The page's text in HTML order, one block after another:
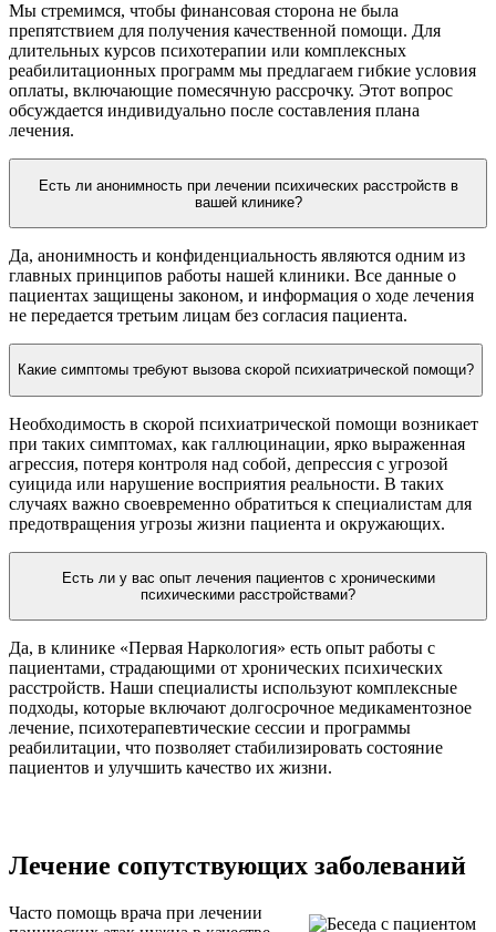
Мы стремимся, чтобы финансовая сторона не была
препятствием для получения качественной помощи. Для
длительных курсов психотерапии или комплексных
реабилитационных программ мы предлагаем гибкие условия
оплаты, включающие помесячную рассрочку. Этот вопрос
обсуждается индивидуально после составления плана
лечения.
Есть ли анонимность при лечении психических расстройств в
вашей клинике?
Да, анонимность и конфиденциальность являются одним из
главных принципов работы нашей клиники. Все данные о
пациентах защищены законом, и информация о ходе лечения
не передается третьим лицам без согласия пациента.
Какие симптомы требуют вызова скорой психиатрической помощи?
Необходимость в скорой психиатрической помощи возникает
при таких симптомах, как галлюцинации, ярко выраженная
агрессия, потеря контроля над собой, депрессия с угрозой
суицида или нарушение восприятия реальности. В таких
случаях важно своевременно обратиться к специалистам для
предотвращения угрозы жизни пациента и окружающих.
Есть ли у вас опыт лечения пациентов с хроническими
психическими расстройствами?
Да, в клинике «Первая Наркология» есть опыт работы с
пациентами, страдающими от хронических психических
расстройств. Наши специалисты используют комплексные
подходы, которые включают долгосрочное медикаментозное
лечение, психотерапевтические сессии и программы
реабилитации, что позволяет стабилизировать состояние
пациентов и улучшить качество их жизни.
Лечение сопутствующих заболеваний
Часто помощь врача при лечении